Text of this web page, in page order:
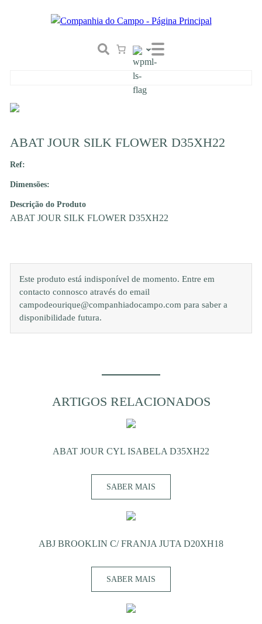
ABAT JOUR SILK FLOWER D35XH22
Ref:
Dimensões:
Descrição do Produto
ABAT JOUR SILK FLOWER D35XH22
Este produto está indisponível de momento. Entre em
contacto connosco através do email
campodeourique@companhiadocampo.com para saber a
disponibilidade futura.
ARTIGOS RELACIONADOS
ABAT JOUR CYL ISABELA D35XH22
SABER MAIS
ABJ BROOKLIN C/ FRANJA JUTA D20XH18
SABER MAIS